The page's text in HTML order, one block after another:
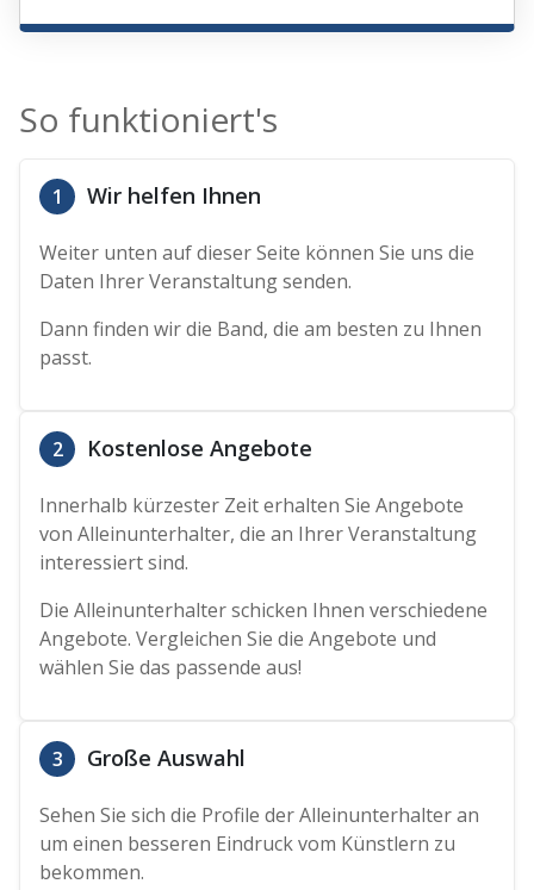
So funktioniert's
1 Wir helfen Ihnen
Weiter unten auf dieser Seite können Sie uns die
Daten Ihrer Veranstaltung senden.
Dann finden wir die Band, die am besten zu Ihnen
passt.
2 Kostenlose Angebote
Innerhalb kürzester Zeit erhalten Sie Angebote
von Alleinunterhalter, die an Ihrer Veranstaltung
interessiert sind.
Die Alleinunterhalter schicken Ihnen verschiedene
Angebote. Vergleichen Sie die Angebote und
wählen Sie das passende aus!
3 Große Auswahl
Sehen Sie sich die Profile der Alleinunterhalter an
um einen besseren Eindruck vom Künstlern zu
bekommen.